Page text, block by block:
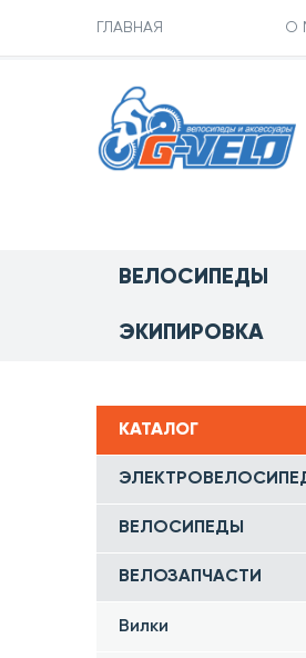
ГЛАВНАЯ О
ВЕЛОСИПЕДЫ
ЭКИПИРОВКА
КАТАЛОГ
ВЕЛОСИПЕДЫ
ВЕЛОЗАПЧАСТИ
Вилки